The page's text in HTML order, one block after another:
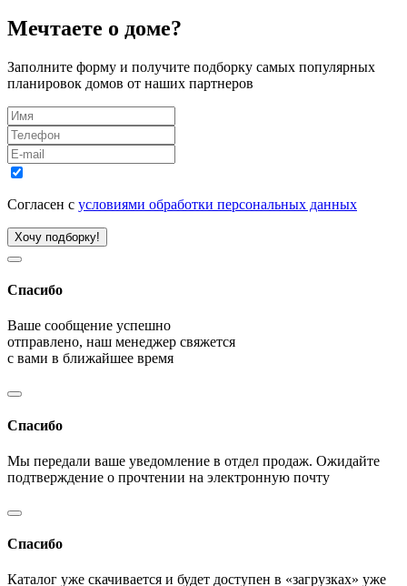
Мечтаете о доме?
Заполните форму и получите подборку самых популярных
планировок домов от наших партнеров
Согласен с условиями обработки персональных данных
Хочу подборку!
Спасибо
Ваше сообщение успешно
отправлено, наш менеджер свяжется
с вами в ближайшее время
Спасибо
Мы передали ваше уведомление в отдел продаж. Ожидайте
подтверждение о прочтении на электронную почту
Спасибо
Каталог уже скачивается и будет доступен в «загрузках» уже